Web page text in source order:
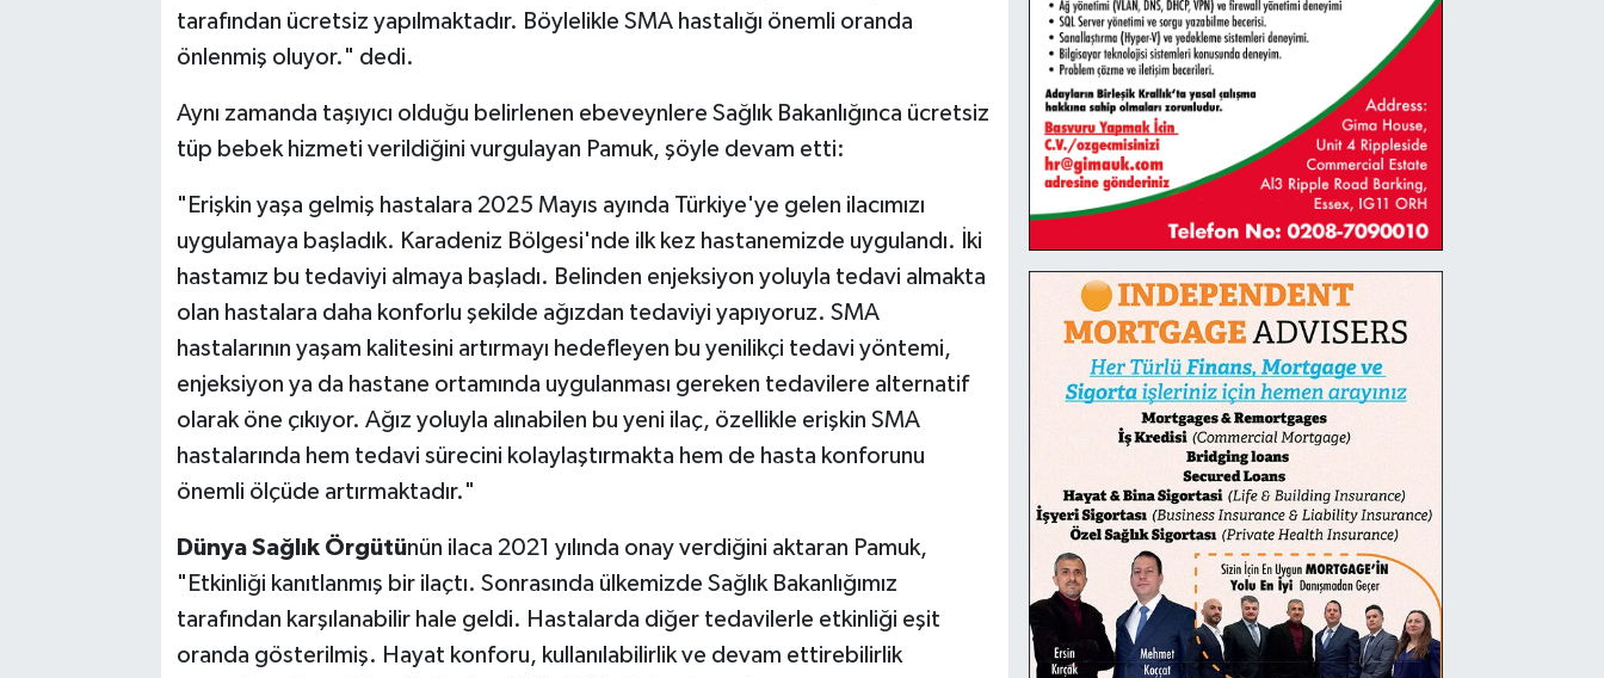
tarafından ücretsiz yapılmaktadır. Böylelikle SMA hastalığı önemli oranda
önlenmiş oluyor." dedi.
Aynı zamanda taşıyıcı olduğu belirlenen ebeveynlere Sağlık Bakanlığınca ücretsiz
tüp bebek hizmeti verildiğini vurgulayan Pamuk, şöyle devam etti:
"Erişkin yaşa gelmiş hastalara 2025 Mayıs ayında Türkiye'ye gelen ilacımızı
uygulamaya başladık. Karadeniz Bölgesi'nde ilk kez hastanemizde uygulandı. İki
hastamız bu tedaviyi almaya başladı. Belinden enjeksiyon yoluyla tedavi almakta
olan hastalara daha konforlu şekilde ağızdan tedaviyi yapıyoruz. SMA
hastalarının yaşam kalitesini artırmayı hedefleyen bu yenilikçi tedavi yöntemi,
enjeksiyon ya da hastane ortamında uygulanması gereken tedavilere alternatif
olarak öne çıkıyor. Ağız yoluyla alınabilen bu yeni ilaç, özellikle erişkin SMA
hastalarında hem tedavi sürecini kolaylaştırmakta hem de hasta konforunu
önemli ölçüde artırmaktadır."
Dünya Sağlık Örgütünün ilaca 2021 yılında onay verdiğini aktaran Pamuk,
"Etkinliği kanıtlanmış bir ilaçtı. Sonrasında ülkemizde Sağlık Bakanlığımız
tarafından karşılanabilir hale geldi. Hastalarda diğer tedavilerle etkinliği eşit
oranda gösterilmiş. Hayat konforu, kullanılabilirlik ve devam ettirebilirlik